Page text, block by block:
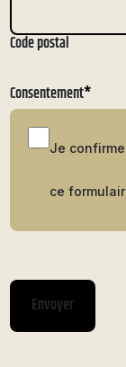
Code postal
Consentement*
Je
ce
Envoyer